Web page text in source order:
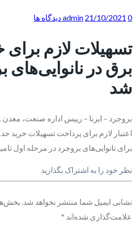
admin 21/10/2021 0 دیدگاه ها
تسهیلات لازم برای
برق در نانوایی‌های
شد
بروجرد – ایرنا – رییس اداره صنعت،
برای نانوایی‌های بروجرد در مرحله اول
نظر خود را به اشتراک بگذارید
نشانی ایمیل شما منتشر نخواهد شد.
علامت‌گذاری شده‌اند *